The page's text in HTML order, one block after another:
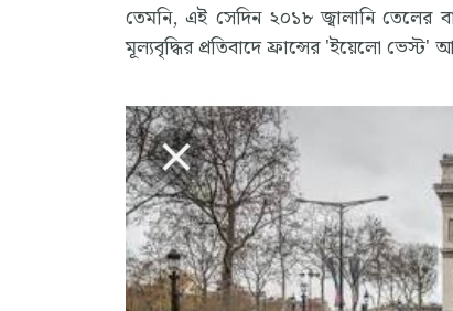
তেমনি, এই সেদিন ২০১৮ জ্বালানি তেলের
মূল্যবৃদ্ধির প্রতিবাদে ফ্রান্সের 'ইয়েলো